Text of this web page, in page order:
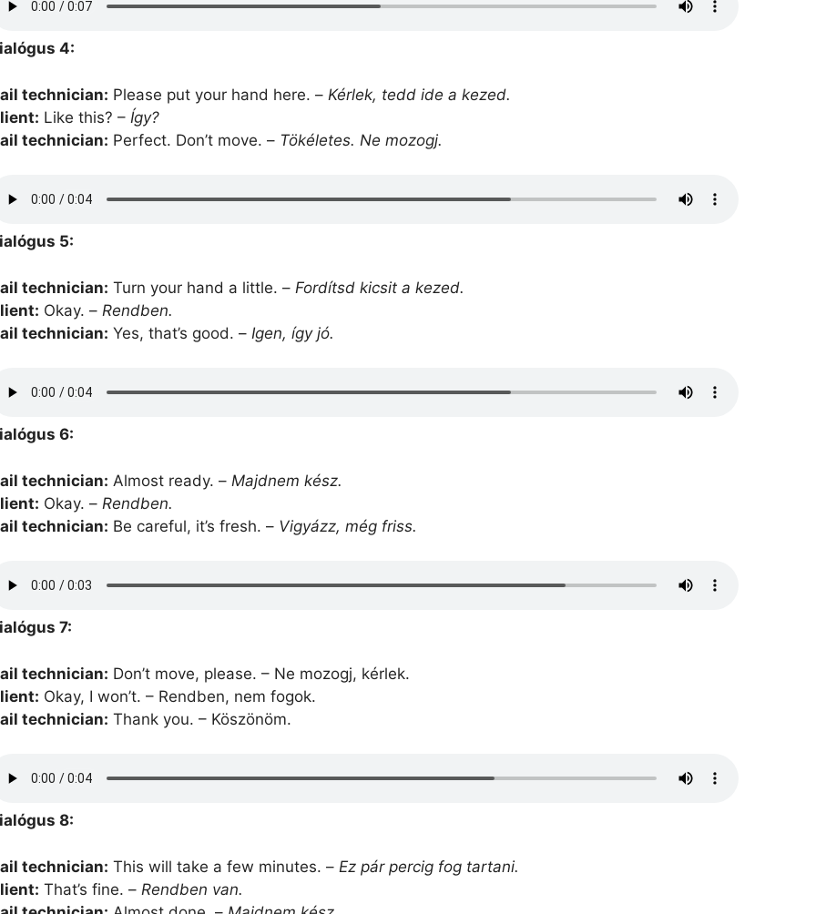
4:
technician: Please put your hand here. – Kérlek, tedd ide a kezed.
Like this? – Így?
technician: Perfect. Don’t move. – Tökéletes. Ne mozogj.
5:
technician: Turn your hand a little. – Fordítsd kicsit a kezed.
Okay. – Rendben.
technician: Yes, that’s good. – Igen, így jó.
6:
technician: Almost ready. – Majdnem kész.
Okay. – Rendben.
technician: Be careful, it’s fresh. – Vigyázz, még friss.
7:
technician: Don’t move, please. – Ne mozogj, kérlek.
Okay, I won’t. – Rendben, nem fogok.
technician: Thank you. – Köszönöm.
8:
technician: This will take a few minutes. – Ez pár percig fog tartani.
That’s fine. – Rendben van.